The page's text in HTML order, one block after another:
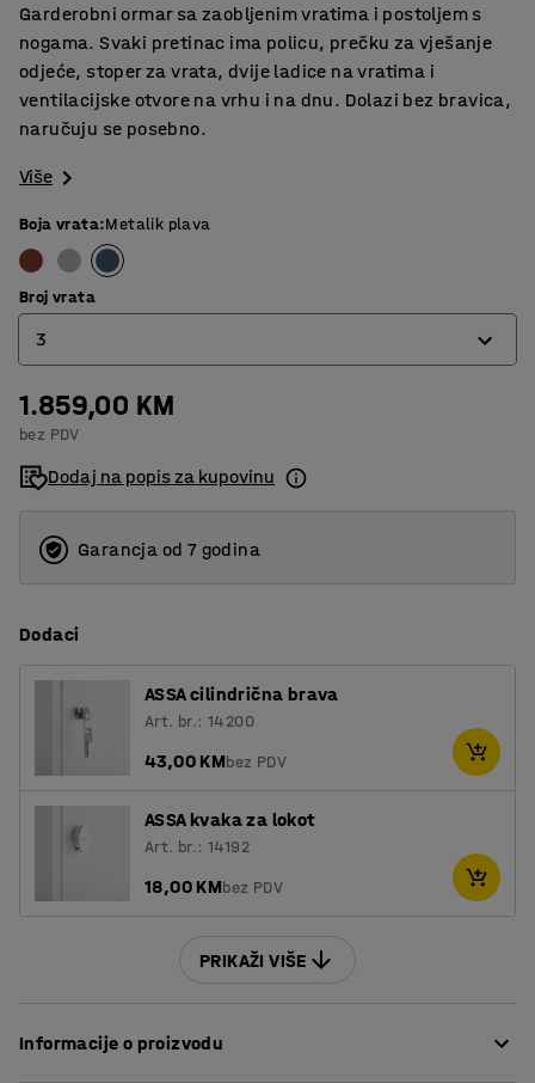
Garderobni ormar sa zaobljenim vratima i postoljem s
nogama. Svaki pretinac ima policu, prečku za vješanje
odjeće, stoper za vrata, dvije ladice na vratima i
ventilacijske otvore na vrhu i na dnu. Dolazi bez bravica,
naručuju se posebno.
Više
Boja vrata:Metalik plava
Broj vrata
3
2
3
4
1.859,00 KM
bez PDV
Dodaj na popis za kupovinu
Garancja od 7 godina
Dodaci
ASSA cilindrična brava
Art. br.: 14200
43,00 KMbez PDV
ASSA kvaka za lokot
Art. br.: 14192
18,00 KMbez PDV
PRIKAŽI VIŠE
Informacije o proizvodu